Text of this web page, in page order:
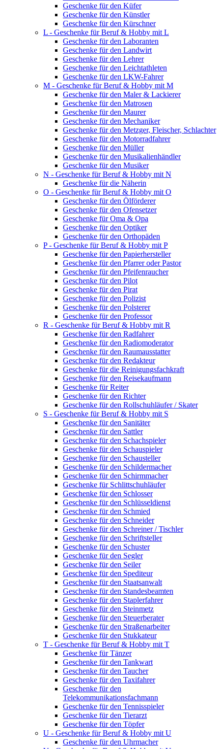
Geschenke für den Küfer
Geschenke für den Künstler
Geschenke für den Kürschner
L - Geschenke für Beruf & Hobby mit L
Geschenke für den Laboranten
Geschenke für den Landwirt
Geschenke für den Lehrer
Geschenke für den Leichtathleten
Geschenke für den LKW-Fahrer
M - Geschenke für Beruf & Hobby mit M
Geschenke für den Maler & Lackierer
Geschenke für den Matrosen
Geschenke für den Maurer
Geschenke für den Mechaniker
Geschenke für den Metzger, Fleischer, Schlachter
Geschenke für den Motorradfahrer
Geschenke für den Müller
Geschenke für den Musikalienhändler
Geschenke für den Musiker
N - Geschenke für Beruf & Hobby mit N
Geschenke für die Näherin
O - Geschenke für Beruf & Hobby mit O
Geschenke für den Ölförderer
Geschenke für den Ofensetzer
Geschenke für Oma & Opa
Geschenke für den Optiker
Geschenke für den Orthopäden
P - Geschenke für Beruf & Hobby mit P
Geschenke für den Papierhersteller
Geschenke für den Pfarrer oder Pastor
Geschenke für den Pfeifenraucher
Geschenke für den Pilot
Geschenke für den Pirat
Geschenke für den Polizist
Geschenke für den Polsterer
Geschenke für den Professor
R - Geschenke für Beruf & Hobby mit R
Geschenke für den Radfahrer
Geschenke für den Radiomoderator
Geschenke für den Raumausstatter
Geschenke für den Redakteur
Geschenke für die Reinigungsfachkraft
Geschenke für den Reisekaufmann
Geschenke für Reiter
Geschenke für den Richter
Geschenke für den Rollschuhläufer / Skater
S - Geschenke für Beruf & Hobby mit S
Geschenke für den Sanitäter
Geschenke für den Sattler
Geschenke für den Schachspieler
Geschenke für den Schauspieler
Geschenke für den Schausteller
Geschenke für den Schildermacher
Geschenke für den Schirmmacher
Geschenke für Schlittschuhläufer
Geschenke für den Schlosser
Geschenke für den Schlüsseldienst
Geschenke für den Schmied
Geschenke für den Schneider
Geschenke für den Schreiner / Tischler
Geschenke für den Schriftsteller
Geschenke für den Schuster
Geschenke für den Segler
Geschenke für den Seiler
Geschenke für den Spediteur
Geschenke für den Staatsanwalt
Geschenke für den Standesbeamten
Geschenke für den Staplerfahrer
Geschenke für den Steinmetz
Geschenke für den Steuerberater
Geschenke für den Straßenarbeiter
Geschenke für den Stukkateur
T - Geschenke für Beruf & Hobby mit T
Geschenke für Tänzer
Geschenke für den Tankwart
Geschenke für den Taucher
Geschenke für den Taxifahrer
Geschenke für den
Telekommunikationsfachmann
Geschenke für den Tennisspieler
Geschenke für den Tierarzt
Geschenke für den Töpfer
U - Geschenke für Beruf & Hobby mit U
Geschenke für den Uhrmacher